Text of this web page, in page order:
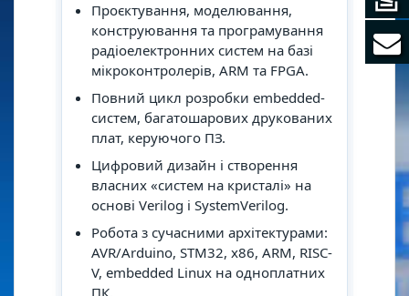
Проєктування, моделювання,
конструювання та програмування
радіоелектронних систем на базі
мікроконтролерів, ARM та FPGA.
Повний цикл розробки embedded-
систем, багатошарових друкованих
плат, керуючого ПЗ.
Цифровий дизайн і створення
власних «систем на кристалі» на
основі Verilog і SystemVerilog.
Робота з сучасними архітектурами:
AVR/Arduino, STM32, x86, ARM, RISC-
V, embedded Linux на одноплатних